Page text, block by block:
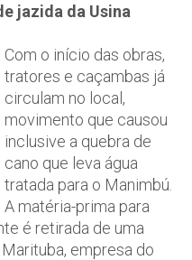
jazida da Usina
Com o início das obras,
tratores e caçambas já
circulam no local,
movimento que causou
inclusive a quebra de
cano que leva água
tratada para o Manimbú.
A matéria-prima para
é retirada de uma
empresa do